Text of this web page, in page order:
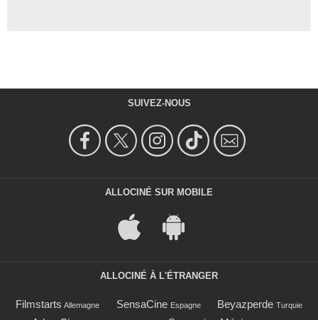
SUIVEZ-NOUS
ALLOCINÉ SUR MOBILE
ALLOCINÉ À L'ÉTRANGER
Filmstarts Allemagne SensaCine Espagne Beyazperde Turquie